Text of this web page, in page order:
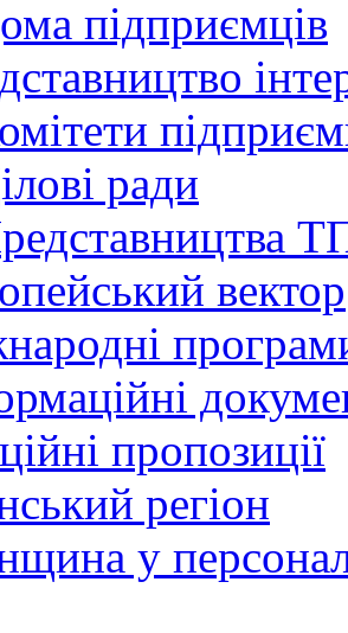
підприємців
ради
вектор
пропозиції
регіон
у